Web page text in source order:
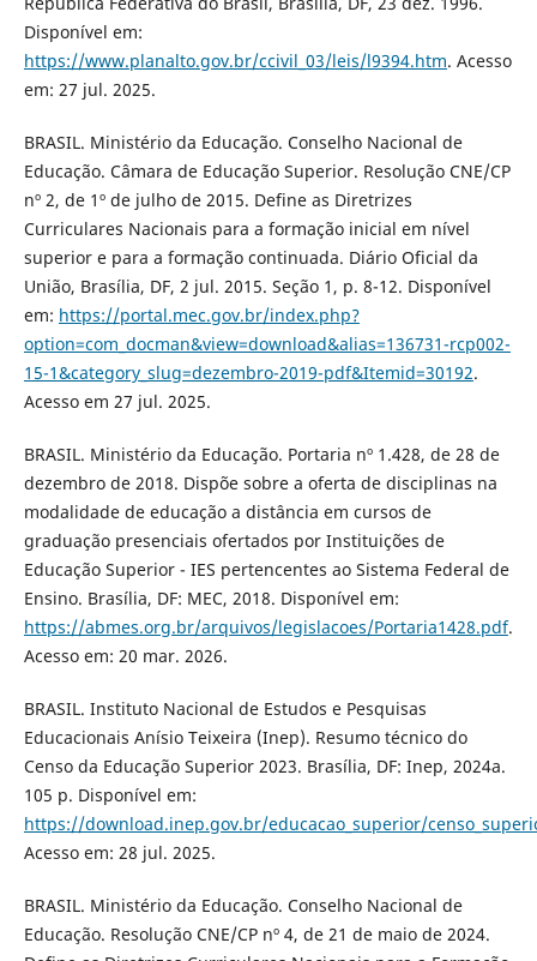
Disponível em:
https://www.planalto.gov.br/ccivil_03/leis/l9394.htm. Acesso
em: 27 jul. 2025.
BRASIL. Ministério da Educação. Conselho Nacional de
Educação. Câmara de Educação Superior. Resolução CNE/CP
nº 2, de 1º de julho de 2015. Define as Diretrizes
Curriculares Nacionais para a formação inicial em nível
superior e para a formação continuada. Diário Oficial da
União, Brasília, DF, 2 jul. 2015. Seção 1, p. 8-12. Disponível
em: https://portal.mec.gov.br/index.php?
option=com_docman&view=download&alias=136731-rcp002-
15-1&category_slug=dezembro-2019-pdf&Itemid=30192.
Acesso em 27 jul. 2025.
BRASIL. Ministério da Educação. Portaria nº 1.428, de 28 de
dezembro de 2018. Dispõe sobre a oferta de disciplinas na
modalidade de educação a distância em cursos de
graduação presenciais ofertados por Instituições de
Educação Superior - IES pertencentes ao Sistema Federal de
Ensino. Brasília, DF: MEC, 2018. Disponível em:
https://abmes.org.br/arquivos/legislacoes/Portaria1428.pdf.
Acesso em: 20 mar. 2026.
BRASIL. Instituto Nacional de Estudos e Pesquisas
Educacionais Anísio Teixeira (Inep). Resumo técnico do
Censo da Educação Superior 2023. Brasília, DF: Inep, 2024a.
105 p. Disponível em:
https://download.inep.gov.br/educacao_superior/
Acesso em: 28 jul. 2025.
BRASIL. Ministério da Educação. Conselho Nacional de
Educação. Resolução CNE/CP nº 4, de 21 de maio de 2024.